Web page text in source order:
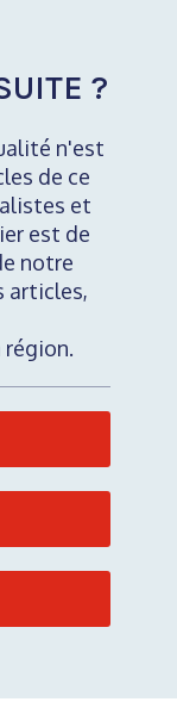
?
n'est
de ce
et
est de
notre
articles,
région.